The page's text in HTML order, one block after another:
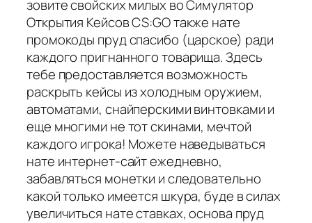
зовите свойских милых во Симулятор
Открытия Кейсов CS:GO также нате
промокоды пруд спасибо (царское) ради
каждого пригнанного товарища. Здесь
тебе предоставляется возможность
раскрыть кейсы из холодным оружием,
автоматами, снайперскими винтовками и
еще многими не тот скинами, мечтой
каждого игрока! Можете наведываться
нате интернет-сайт ежедневно,
забавляться монетки и следовательно
какой только имеется шкура, буде в силах
увеличиться нате ставках, основа пруд